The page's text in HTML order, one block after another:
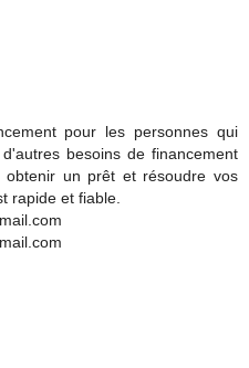
pour les personnes qui
besoins de financement
obtenir un prêt et résoudre vos
rapide et fiable.